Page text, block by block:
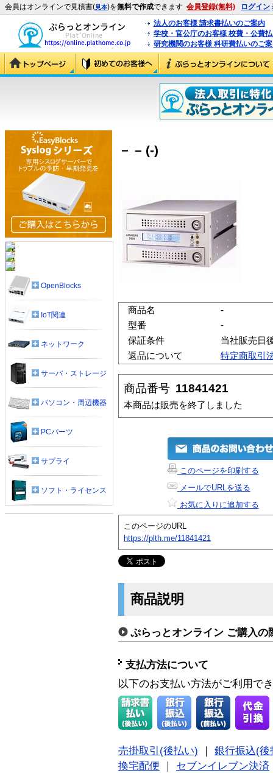
会員はオンラインで見積書(見本)を無料で作成できます 会員登録(無料) ログイン
法人のお客様 請求書払いのご案内
学校・官公庁のお客様 校費・公費
研究機関のお客様 科研費払いのご
－ – (-)
商品名
-
型番
-
保証条件
当社販売日
返品について
特定商取引
商品番号 11841421
本商品は販売を終了しました
このページを印刷する
メールでURLを送る
お気に入りに追加する
このページのURL
https://plth.me/11841421
商品説明
ぷらっとオンライン ご購入の
支払方法について
以下のお支払い方法がご利用で
売掛取引(後払い)
銀行振込(後
換宅配便
セブンイレブン決済
OpenBlocks
IoT関連
ネットワーク
サーバ・ストレージ
パソコン・周辺機器
PCパーツ
サプライ
ソフト・ライセンス